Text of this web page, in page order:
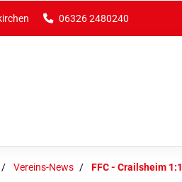
06326 2480240
Vereins-News FFC - Crailsheim 1:1